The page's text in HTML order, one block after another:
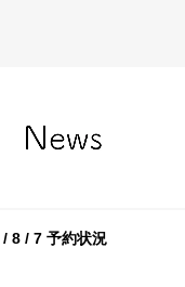
8 / 7 予約状況